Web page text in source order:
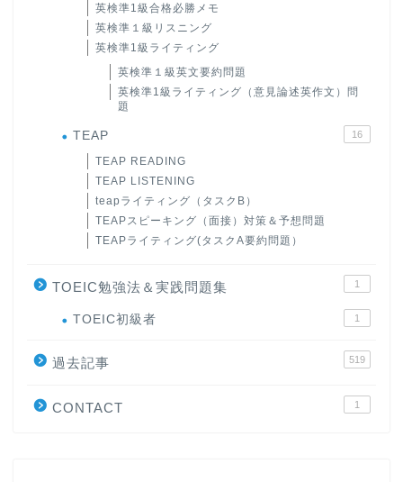
英検準1級合格必勝メモ
英検準１級リスニング
英検準1級ライティング
英検準１級英文要約問題
英検準1級ライティング（意見論述英作文）問
題
TEAP 16
TEAP READING
TEAP LISTENING
teapライティング（タスクB）
TEAPスピーキング（面接）対策＆予想問題
TEAPライティング(タスクA要約問題）
TOEIC勉強法＆実践問題集 1
TOEIC初級者 1
過去記事 519
CONTACT 1